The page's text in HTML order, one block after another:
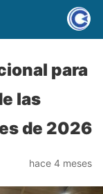
para
las
de 2026
hace 4 meses